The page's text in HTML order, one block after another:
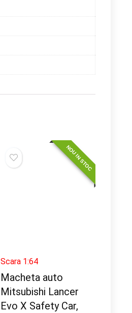
NOU IN STOC
Scara 1:64
Macheta auto
Mitsubishi Lancer
Evo X Safety Car,